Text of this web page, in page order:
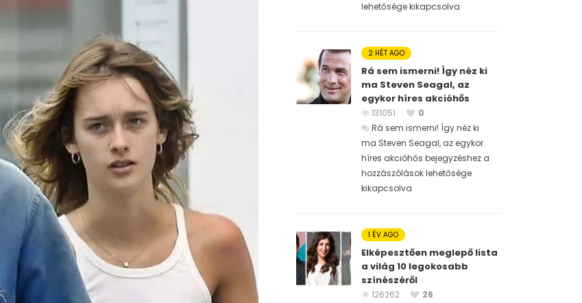
lehetősége kikapcsolva
2 HÉT AGO
Rá sem ismerni! Így néz ki
ma Steven Seagal, az
egykor híres akcióhős
131051
0
Rá sem ismerni! Így néz ki
ma Steven Seagal, az egykor
híres akcióhős bejegyzéshez a
hozzászólások lehetősége
kikapcsolva
1 ÉV AGO
Elképesztően meglepő lista
a világ 10 legokosabb
színészéről
126262
26